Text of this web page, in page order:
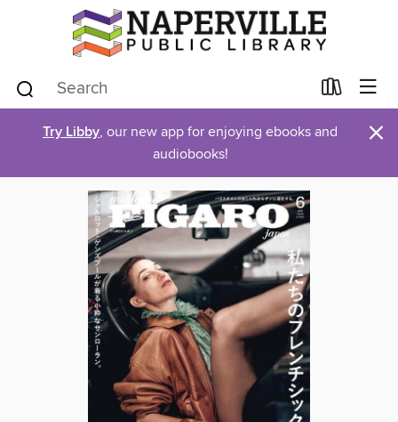
Try Libby, our new app for enjoying ebooks and
audiobooks!
×